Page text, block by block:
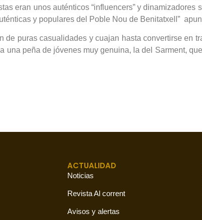
eran unos auténticos “influencers” y
y populares del Poble Nou de Benitatxell”
de puras casualidades y cuajan hasta convertirse en
peña de jóvenes muy genuina, la del Sarment,
ACTUALIDAD
Noticias
Revista Al corrent
Avisos y alertas